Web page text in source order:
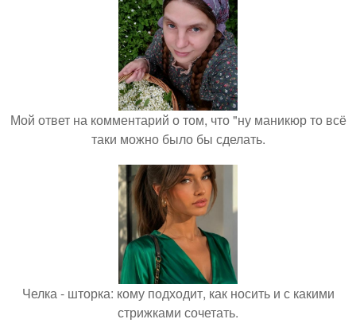
Мой ответ на комментарий о том, что "ну маникюр то всё
таки можно было бы сделать.
Челка - шторка: кому подходит, как носить и с какими
стрижками сочетать.